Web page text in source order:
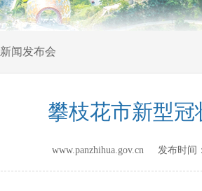
新闻发布会
攀枝花市新型
www.panzhihua.gov.cn 发布时间